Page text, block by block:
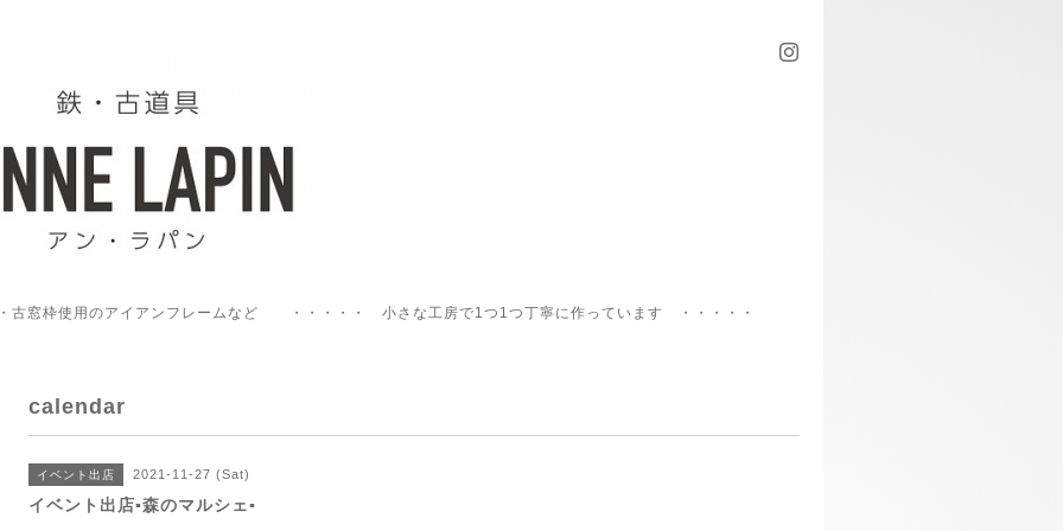
古窓枠使用のアイアンフレームなど ・・・・・ 小さな工房で1つ1つ丁寧に作っています ・・・・・
calendar
イベント出店 2021-11-27 (Sat)
イベント出店▪️森のマルシェ▪️